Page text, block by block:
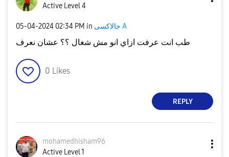
Active Level 4
‎05-04-2024 02:34 PM in جالاكسى A
طب انت عرفت ازاي انو مش شغال ؟؟ عشان نعرف
0 Likes
REPLY
mohamedhisham96
Active Level 1